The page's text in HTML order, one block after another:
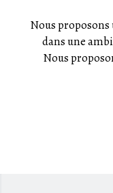
Nous
dans une
Nous